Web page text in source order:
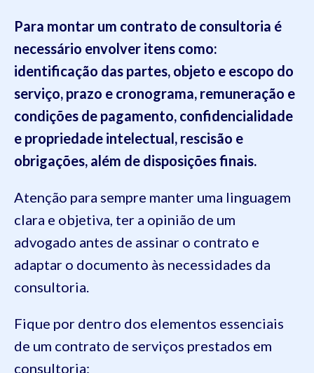
Para montar um contrato de consultoria é
necessário envolver itens como:
identificação das partes, objeto e escopo do
serviço, prazo e cronograma, remuneração e
condições de pagamento, confidencialidade
e propriedade intelectual, rescisão e
obrigações, além de disposições finais.
Atenção para sempre manter uma linguagem
clara e objetiva, ter a opinião de um
advogado antes de assinar o contrato e
adaptar o documento às necessidades da
consultoria.
Fique por dentro dos elementos essenciais
de um contrato de serviços prestados em
consultoria: